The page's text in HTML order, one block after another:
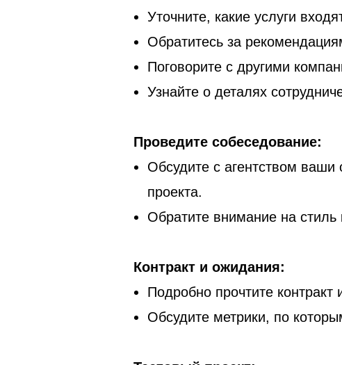
Уточните, какие услуги
Обратитесь за
Поговорите с другими
Узнайте о деталях
Проведите собеседование:
Обсудите с агентством
проекта.
Обратите внимание на
Контракт и ожидания:
Подробно прочтите
Обсудите метрики, по